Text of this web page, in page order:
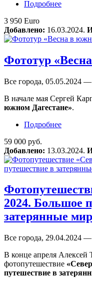
Подробнее
3 950 Euro
Добавлено: 16.03.2024.
Фототур
Все города, 05.05.2024
В начале мая Сергей
южном Дагестане».
Подробнее
59 000 руб.
Добавлено: 13.03.2024.
2024. Большое
затерянные
Все города, 29.04.2024
В конце апреля Алексей
фотопутешествие
путешествие в